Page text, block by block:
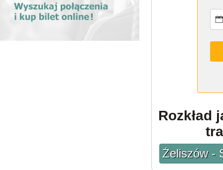
Rozkład
Żeliszów -